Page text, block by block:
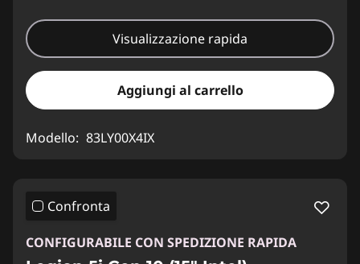
Visualizzazione rapida
Aggiungi al carrello
Modello: 83LY00X4IX
Confronta
CONFIGURABILE CON SPEDIZIONE RAPIDA